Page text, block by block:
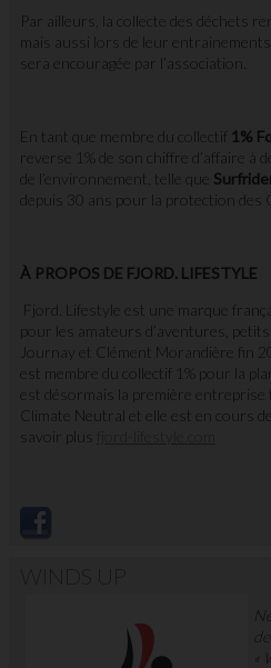
Par ailleurs, la collecte des déchets
mais aussi lors de leur
sera encouragée par l’association.
En tant que membre du collectif 1%
reverse 1% de son chiffre d’affaire à
de l’environnement, telle que
depuis 30 ans pour la protection des
À PROPOS DE FJORD. LIFESTYLE
Fjord. Lifestyle est une marque
pour les amateurs d’aventures,
Journay et Clément Morandière fin
est membre du collectif 1% pour la
est désormais la première entreprise
Climate Neutral et elle est en cours
savoir plus